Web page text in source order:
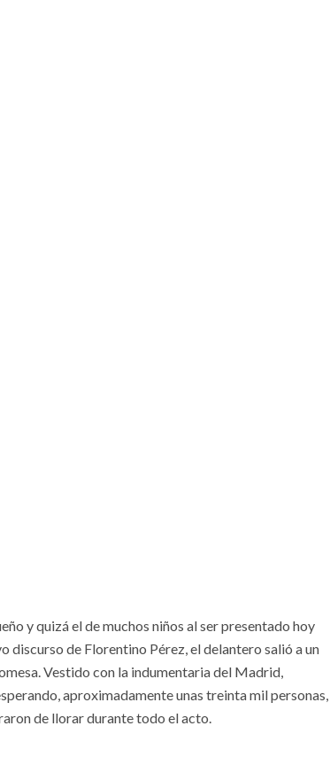
y quizá el de muchos niños al ser presentado hoy
discurso de Florentino Pérez, el delantero salió a un
Vestido con la indumentaria del Madrid,
aproximadamente unas treinta mil personas,
de llorar durante todo el acto.